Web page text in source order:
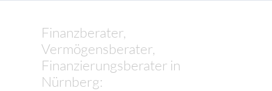
Finanzberater,
Vermögensberater,
Finanzierungsberater in
Nürnberg: